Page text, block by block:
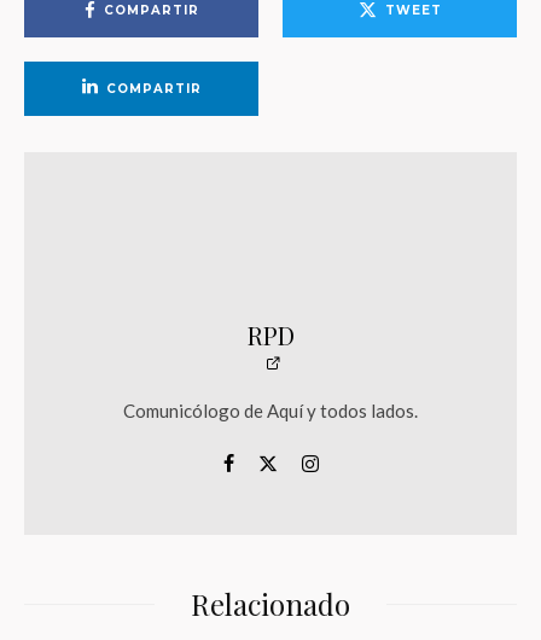
COMPARTIR TWEET
COMPARTIR
RPD
Comunicólogo de Aquí y todos lados.
Relacionado